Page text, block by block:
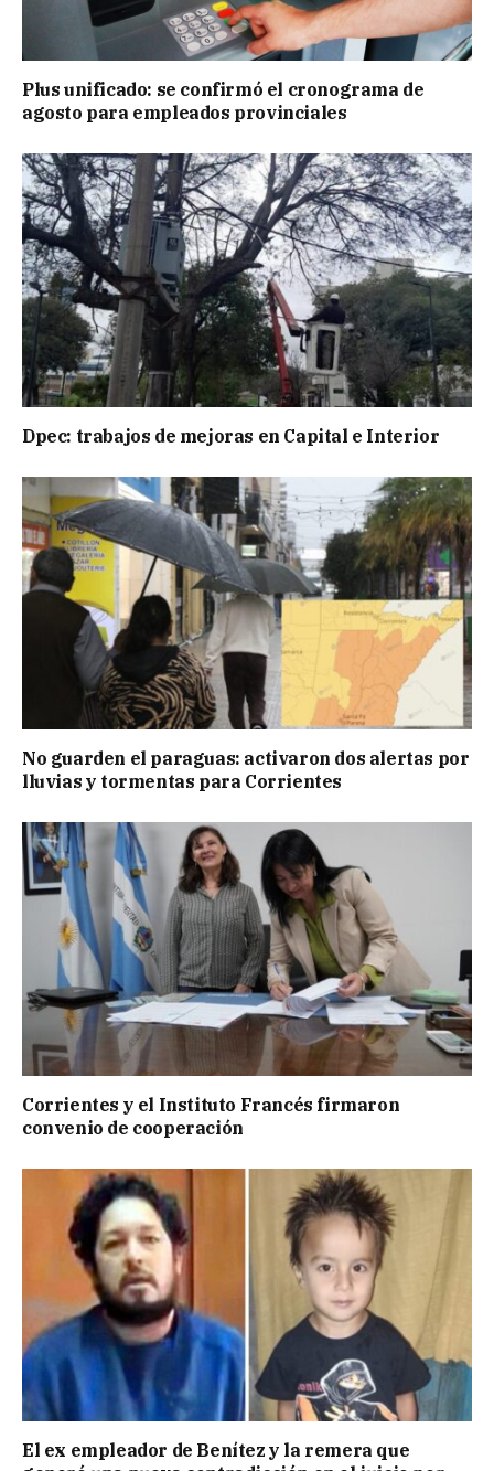
Plus unificado: se confirmó el cronograma de
agosto para empleados provinciales
Dpec: trabajos de mejoras en Capital e Interior
No guarden el paraguas: activaron dos alertas por
lluvias y tormentas para Corrientes
Corrientes y el Instituto Francés firmaron
convenio de cooperación
El ex empleador de Benítez y la remera que